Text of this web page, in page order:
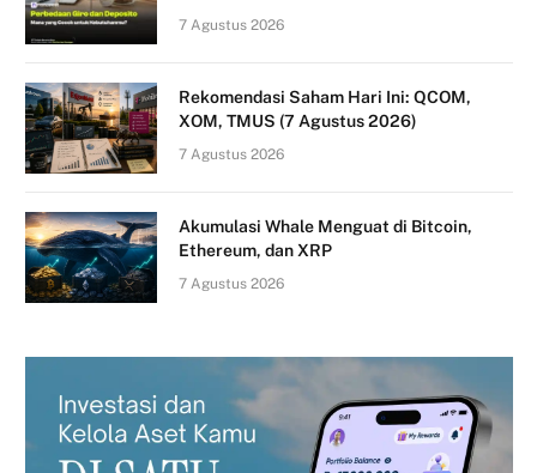
7 Agustus 2026
Rekomendasi Saham Hari Ini: QCOM,
XOM, TMUS (7 Agustus 2026)
7 Agustus 2026
Akumulasi Whale Menguat di Bitcoin,
Ethereum, dan XRP
7 Agustus 2026